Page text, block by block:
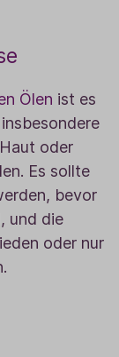
Ölen ist es
oder
Es sollte
bevor
und die
oder nur